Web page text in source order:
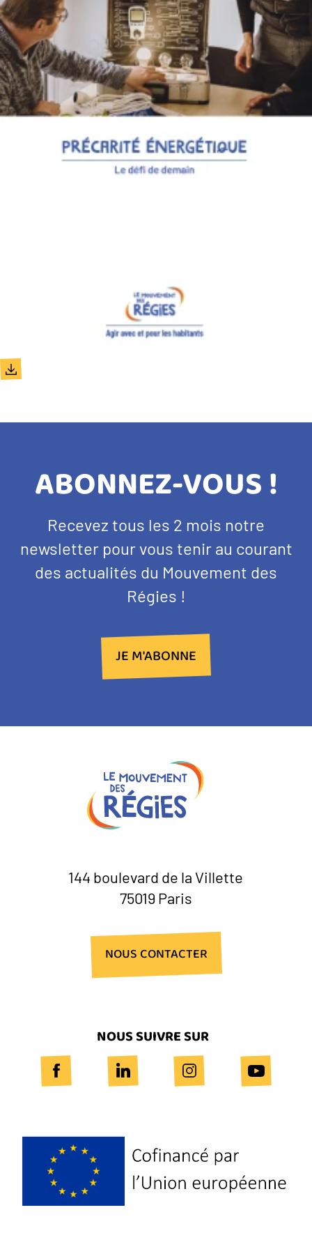
Document
TITRE
BANDEAU
NEWSLETTER
ABONNEZ-VOUS !
Texte
d'introduction
Recevez tous les 2 mois notre
newsletter pour vous tenir au courant
des actualités du Mouvement des
Régies !
JE M'ABONNE
NOUS CONTACTER
144 boulevard de la Villette
75019 Paris
NOUS SUIVRE SUR
Logo
Europe